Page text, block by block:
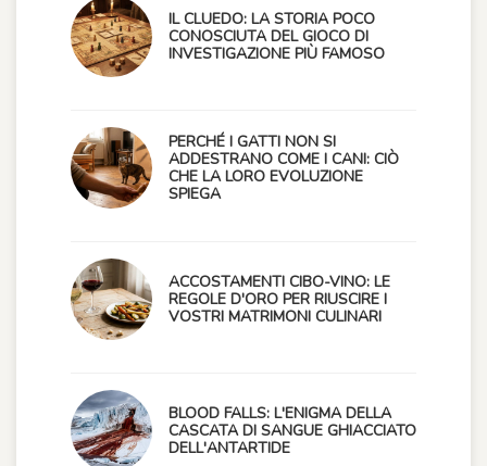
IL CLUEDO: LA STORIA POCO
CONOSCIUTA DEL GIOCO DI
INVESTIGAZIONE PIÙ FAMOSO
PERCHÉ I GATTI NON SI
ADDESTRANO COME I CANI: CIÒ
CHE LA LORO EVOLUZIONE
SPIEGA
ACCOSTAMENTI CIBO-VINO: LE
REGOLE D'ORO PER RIUSCIRE I
VOSTRI MATRIMONI CULINARI
BLOOD FALLS: L'ENIGMA DELLA
CASCATA DI SANGUE GHIACCIATO
DELL'ANTARTIDE